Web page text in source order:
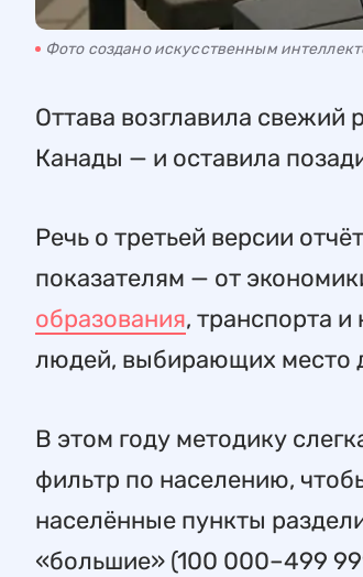
Фото создано искусственным
Оттава возглавила
Канады — и оставила
Речь о третьей версии
показателям — от
образования, транспорта
людей, выбирающих место
В этом году методику
фильтр по населению,
населённые пункты
«большие» (100 000–499